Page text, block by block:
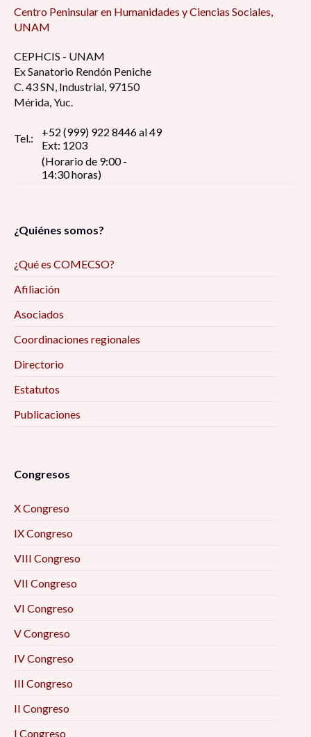
Centro Peninsular en Humanidades y Ciencias Sociales,
UNAM
CEPHCIS - UNAM
Ex Sanatorio Rendón Peniche
C. 43 SN, Industrial, 97150
Mérida, Yuc.
Tel.:
+52 (999) 922 8446 al 49
Ext: 1203
(Horario de 9:00 -
14:30 horas)
¿Quiénes somos?
¿Qué es COMECSO?
Afiliación
Asociados
Coordinaciones regionales
Directorio
Estatutos
Publicaciones
Congresos
X Congreso
IX Congreso
VIII Congreso
VII Congreso
VI Congreso
V Congreso
IV Congreso
III Congreso
II Congreso
I Congreso